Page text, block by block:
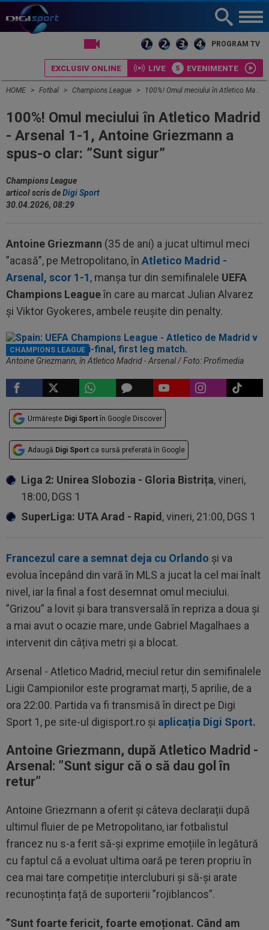
PROGRAM TV
EXCLUSIV ONLINE LIVE EVENIMENTE
HOME Fotbal Champions League 100%! Omul meciului în Atletico Madrid - Arsenal 1-1, Antoine Griezmann a spus-o clar: ”Sunt sigur”
100%! Omul meciului în Atletico Madrid
- Arsenal 1-1, Antoine Griezmann a
spus-o clar: ”Sunt sigur”
Champions League
articol scris deDigi Sport
30.04.2026, 08:29
Antoine Griezmann (35 de ani) a jucat ultimul meci
”acasă”, pe Metropolitano, în Atletico Madrid -
Arsenal, scor 1-1, manșa tur din semifinalele UEFA
Champions Leagueîn care au marcat Julian Alvarez
și Viktor Gyokeres, ambele reușite din penalty.
CHAMPIONS LEAGUE
Antoine Griezmann, în Atletico Madrid - Arsenal / Foto: Profimedia
Urmărește Digi Sport în Google Discover
Adaugă Digi Sport ca sursă preferată în Google
Liga 2: Unirea Slobozia - Gloria Bistrița, vineri,
18:00, DGS 1
SuperLiga: UTA Arad - Rapid , vineri, 21:00, DGS 1
Francezul care a semnat deja cu Orlando și va
evolua începând din vară în MLS a jucat la cel mai înalt
nivel, iar la final a fost desemnat omul meciului.
”Grizou” a lovit și bara transversală în repriza a doua și
a mai avut o ocazie mare, unde Gabriel Magalhaes a
intervenit din câțiva metri și a blocat.
Arsenal - Atletico Madrid, meciul retur din semifinalele
Ligii Campionilor este programat marți, 5 aprilie, de a
ora 22:00. Partida va fi transmisă în direct pe Digi
Sport 1, pe site-ul digisport.ro și aplicația Digi Sport.
Antoine Griezmann, după Atletico Madrid -
Arsenal: ”Sunt sigur că o să dau gol în
retur”
Antoine Griezmann a oferit și câteva declarații după
ultimul fluier de pe Metropolitano, iar fotbalistul
francez nu s-a ferit să-și exprime emoțiile în legătură
cu faptul că a evoluat ultima oară pe teren propriu în
cea mai tare competiție intercluburi și să-și arate
recunoștința față de suporterii ”rojiblancos”.
”Sunt foarte fericit, foarte emoționat. Când am